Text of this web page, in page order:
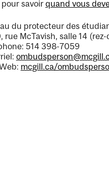
savoir quand vous
du protecteur des
rue McTavish, salle 14
514 398-7059
mcgill.ca/